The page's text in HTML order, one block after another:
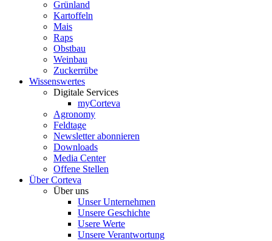
Grünland
Kartoffeln
Mais
Raps
Obstbau
Weinbau
Zuckerrübe
Wissenswertes
Digitale Services
myCorteva
Agronomy
Feldtage
Newsletter abonnieren
Downloads
Media Center
Offene Stellen
Über Corteva
Über uns
Unser Unternehmen
Unsere Geschichte
Usere Werte
Unsere Verantwortung